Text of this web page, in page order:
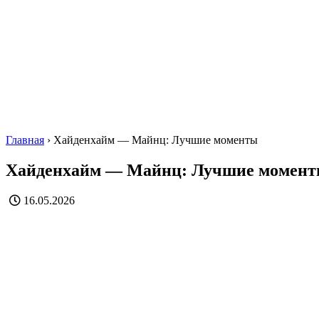
Главная › Хайденхайм — Майнц: Лучшие моменты
Хайденхайм — Майнц: Лучшие
16.05.2026